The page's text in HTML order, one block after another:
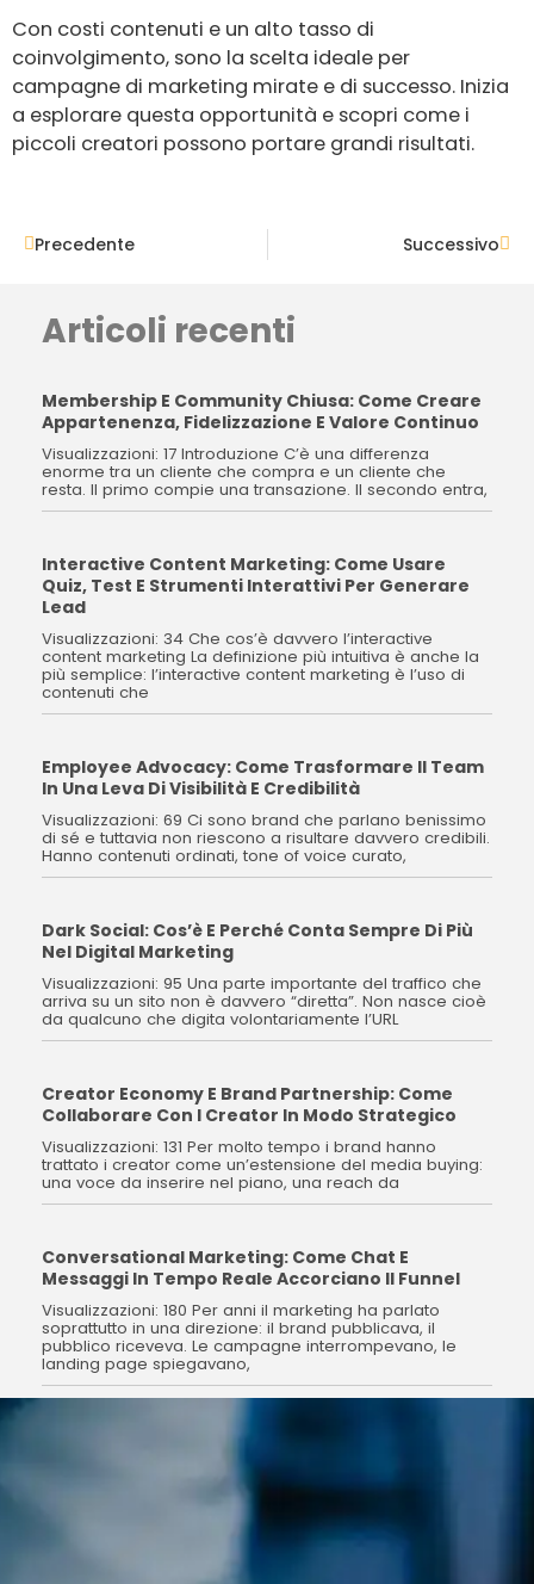
Con costi contenuti e un alto tasso di
coinvolgimento, sono la scelta ideale per
campagne di marketing mirate e di successo. Inizia
a esplorare questa opportunità e scopri come i
piccoli creatori possono portare grandi risultati.
Precedente
Precedente Successivo
Articoli recenti
Membership E Community Chiusa: Come Creare
Appartenenza, Fidelizzazione E Valore Continuo
Visualizzazioni: 17 Introduzione C’è una differenza
enorme tra un cliente che compra e un cliente che
resta. Il primo compie una transazione. Il secondo entra,
Interactive Content Marketing: Come Usare
Quiz, Test E Strumenti Interattivi Per Generare
Lead
Visualizzazioni: 34 Che cos’è davvero l’interactive
content marketing La definizione più intuitiva è anche la
più semplice: l’interactive content marketing è l’uso di
contenuti che
Employee Advocacy: Come Trasformare Il Team
In Una Leva Di Visibilità E Credibilità
Visualizzazioni: 69 Ci sono brand che parlano benissimo
di sé e tuttavia non riescono a risultare davvero credibili.
Hanno contenuti ordinati, tone of voice curato,
Dark Social: Cos’è E Perché Conta Sempre Di Più
Nel Digital Marketing
Visualizzazioni: 95 Una parte importante del traffico che
arriva su un sito non è davvero “diretta”. Non nasce cioè
da qualcuno che digita volontariamente l’URL
Creator Economy E Brand Partnership: Come
Collaborare Con I Creator In Modo Strategico
Visualizzazioni: 131 Per molto tempo i brand hanno
trattato i creator come un’estensione del media buying:
una voce da inserire nel piano, una reach da
Conversational Marketing: Come Chat E
Messaggi In Tempo Reale Accorciano Il Funnel
Visualizzazioni: 180 Per anni il marketing ha parlato
soprattutto in una direzione: il brand pubblicava, il
pubblico riceveva. Le campagne interrompevano, le
landing page spiegavano,